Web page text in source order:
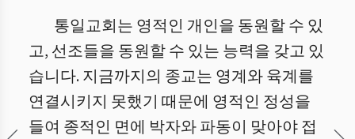
통일교회는 영적인 개인을 동원할 수 있
고, 선조들을 동원할 수 있는 능력을 갖고 있
습니다. 지금까지의 종교는 영계와 육계를
연결시키지 못했기 때문에 영적인 정성을
들여 종적인 면에 박자와 파동이 맞아야 접